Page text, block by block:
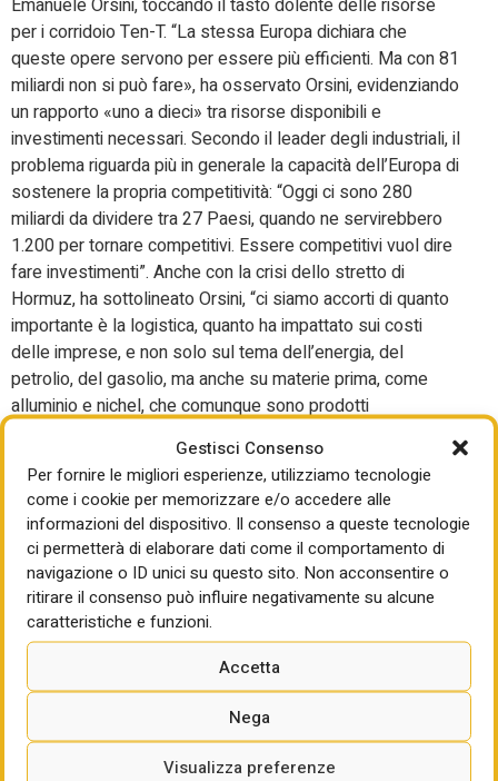
Gestisci Consenso
Per fornire le migliori esperienze, utilizziamo tecnologie
come i cookie per memorizzare e/o accedere alle
informazioni del dispositivo. Il consenso a queste tecnologie
ci permetterà di elaborare dati come il comportamento di
navigazione o ID unici su questo sito. Non acconsentire o
ritirare il consenso può influire negativamente su alcune
caratteristiche e funzioni.
Accetta
Nega
Visualizza preferenze
Emanuele Orsini, toccando il tasto dolente delle risorse
per i corridoio Ten-T. “La stessa Europa dichiara che
queste opere servono per essere più efficienti. Ma con 81
miliardi non si può fare», ha osservato Orsini, evidenziando
un rapporto «uno a dieci» tra risorse disponibili e
investimenti necessari. Secondo il leader degli industriali, il
problema riguarda più in generale la capacità dell’Europa di
sostenere la propria competitività: “Oggi ci sono 280
miliardi da dividere tra 27 Paesi, quando ne servirebbero
1.200 per tornare competitivi. Essere competitivi vuol dire
fare investimenti”. Anche con la crisi dello stretto di
Hormuz, ha sottolineato Orsini, “ci siamo accorti di quanto
importante è la logistica, quanto ha impattato sui costi
delle imprese, e non solo sul tema dell’energia, del
petrolio, del gasolio, ma anche su materie prima, come
alluminio e nichel, che comunque sono prodotti
Cimmino,vicepresidente diConfindustriaper l’Export e
l’Attrazione degli Investimenti, ha evidenziato che trasporti,
infrastrutture e logistica sono leve decisive per la
competitività delle imprese, l’export e la capacità dell’Italia
di attrarre investimenti, sottolineando il valore di accordi
commerciali, corridoi europei e dell’IMEC. Mario Zanetti,
Special Advisor diConfindustria
ha ribadito il ruolo strategico dell’economia del mare e dei
porti per la crescita del Paese, chiedendo una politica
industriale basata su sviluppo delle infrastrutture portuali e
logistiche, transizione energetica sostenibile e formazione
di nuove competenze.